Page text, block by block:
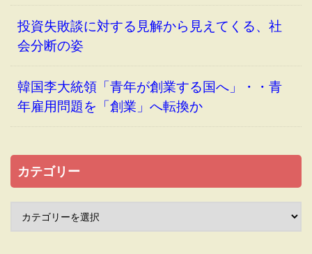
投資失敗談に対する見解から見えてくる、社
会分断の姿
韓国李大統領「青年が創業する国へ」・・青
年雇用問題を「創業」へ転換か
カテゴリー